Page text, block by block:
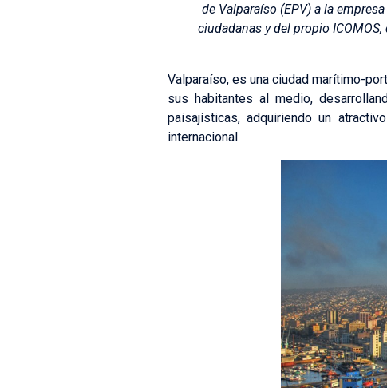
de Valparaíso (EPV) a la
ciudadanas y del propio
Valparaíso, es una ciudad marítimo-
sus habitantes al medio,
paisajísticas, adquiriendo un
internacional.